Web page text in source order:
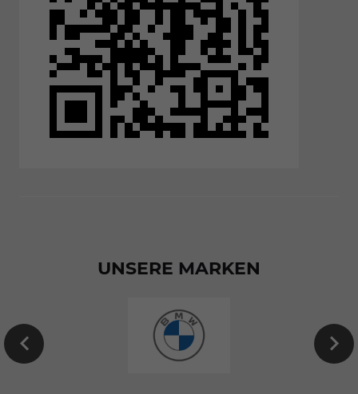
UNSERE MARKEN
EU-
Neuwagen